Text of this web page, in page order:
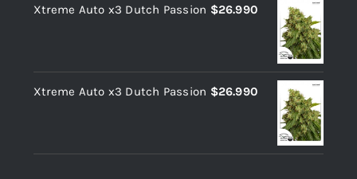
Xtreme Auto x3 Dutch Passion $26.990
Xtreme Auto x3 Dutch Passion $26.990